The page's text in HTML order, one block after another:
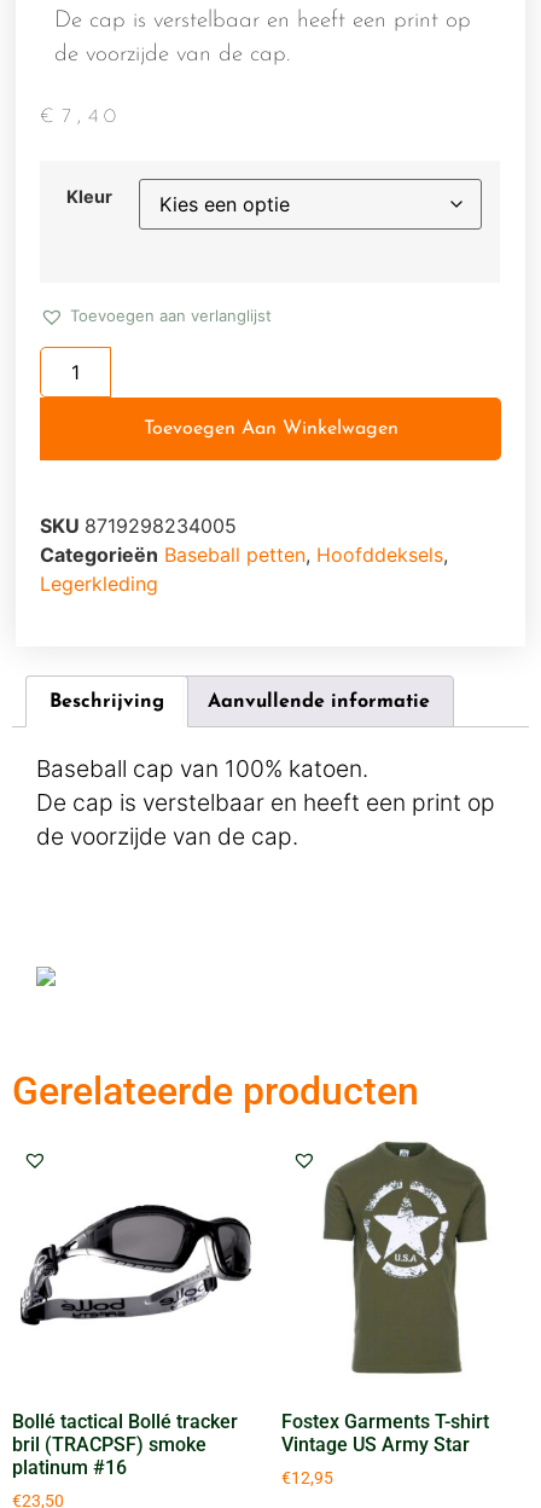
De cap is verstelbaar en heeft een print op
de voorzijde van de cap.
€ 7,40
Kleur
Toevoegen aan verlanglijst
Toevoegen Aan Winkelwagen
SKU 8719298234005
Categorieën Baseball petten, Hoofddeksels,
Legerkleding
Beschrijving Aanvullende informatie
Baseball cap van 100% katoen.
De cap is verstelbaar en heeft een print op
de voorzijde van de cap.
Gerelateerde producten
Bollé tactical Bollé tracker
bril (TRACPSF) smoke
platinum #16
€23,50
Fostex Garments T-shirt
Vintage US Army Star
€12,95